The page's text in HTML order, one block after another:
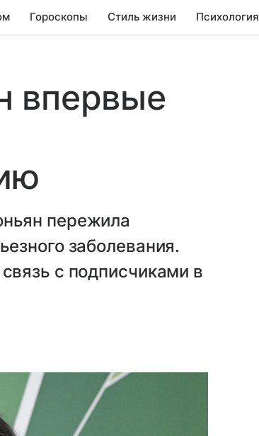
Гороскопы Стиль жизни Психология
впервые
пережила
заболевания.
с подписчиками в